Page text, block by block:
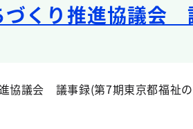
づくり推進協議会
協議会 議事録(第7期東京都福祉